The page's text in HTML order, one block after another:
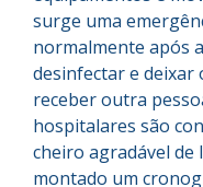
surge uma
normalmente após
desinfectar e
receber outra
hospitalares são
cheiro agradável de
montado um